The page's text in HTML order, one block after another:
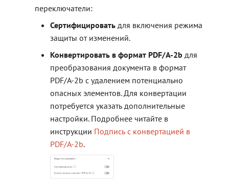
переключатели:
Сертифицировать для включения режима
защиты от изменений.
Конвертировать в формат PDF/A-2b для
преобразования документа в формат
PDF/A-2b с удалением потенциально
опасных элементов. Для конвертации
потребуется указать дополнительные
настройки. Подробнее читайте в
инструкции Подпись с конвертацией в
PDF/A-2b.